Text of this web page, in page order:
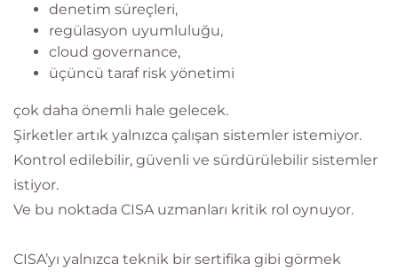
denetim süreçleri,
regülasyon uyumluluğu,
cloud governance,
üçüncü taraf risk yönetimi
çok daha önemli hale gelecek.
Şirketler artık yalnızca çalışan sistemler istemiyor.
Kontrol edilebilir, güvenli ve sürdürülebilir sistemler
istiyor.
Ve bu noktada CISA uzmanları kritik rol oynuyor.
CISA’yı yalnızca teknik bir sertifika gibi görmek